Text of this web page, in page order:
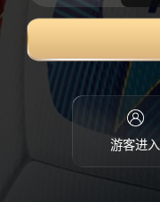
游客进入